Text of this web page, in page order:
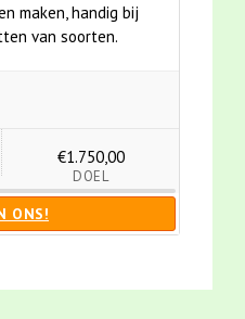
maken, handig bij
van soorten.
€1.750,00
DOEL
ONS!